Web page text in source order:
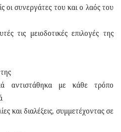
οι συνεργάτες του και ο λαός του
τις μειοδοτικές επιλογές της
αντιστάθηκα με κάθε τρόπο
και διαλέξεις, συμμετέχοντας σε